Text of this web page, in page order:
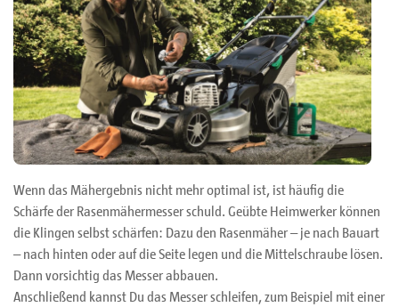
Wenn das Mähergebnis nicht mehr optimal ist, ist häufig die
Schärfe der Rasenmähermesser schuld. Geübte Heimwerker können
die Klingen selbst schärfen: Dazu den Rasenmäher – je nach Bauart
– nach hinten oder auf die Seite legen und die Mittelschraube lösen.
Dann vorsichtig das Messer abbauen.
Anschließend kannst Du das Messer schleifen, zum Beispiel mit einer